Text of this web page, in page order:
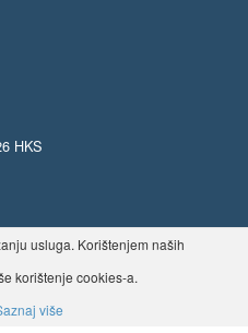
HKS
usluga. Korištenjem naših
korištenje cookies-a.
više